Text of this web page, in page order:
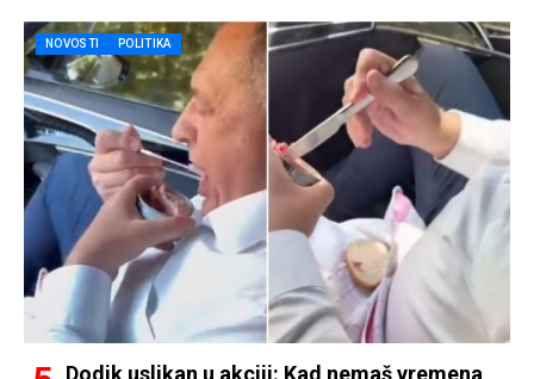
NOVOSTI POLITIKA
Dodik uslikan u akciji: Kad nemaš vremena